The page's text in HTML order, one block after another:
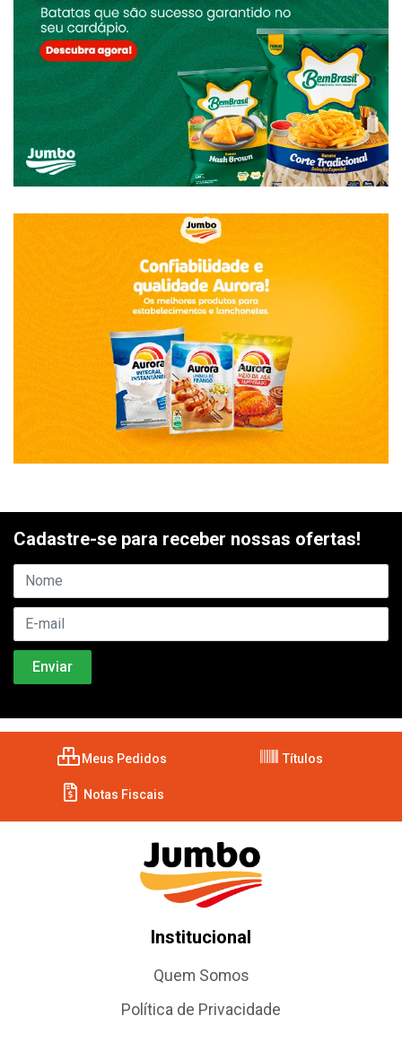
Cadastre-se para receber nossas ofertas!
Meus Pedidos Títulos
Notas Fiscais
Institucional
Quem Somos
Política de Privacidade